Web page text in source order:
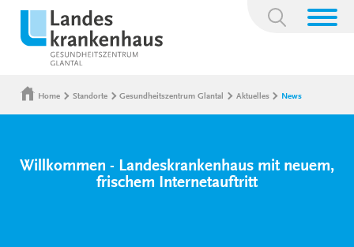
Suchbegriff:
Home Standorte Gesundheitszentrum Glantal Aktuelles News
Willkommen - Landeskrankenhaus mit neuem,
frischem Internetauftritt